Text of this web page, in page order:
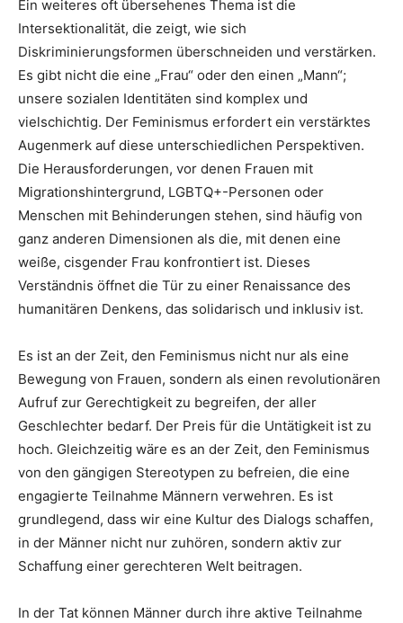
Ein weiteres oft übersehenes Thema ist die
Intersektionalität, die zeigt, wie sich
Diskriminierungsformen überschneiden und verstärken.
Es gibt nicht die eine „Frau“ oder den einen „Mann“;
unsere sozialen Identitäten sind komplex und
vielschichtig. Der Feminismus erfordert ein verstärktes
Augenmerk auf diese unterschiedlichen Perspektiven.
Die Herausforderungen, vor denen Frauen mit
Migrationshintergrund, LGBTQ+-Personen oder
Menschen mit Behinderungen stehen, sind häufig von
ganz anderen Dimensionen als die, mit denen eine
weiße, cisgender Frau konfrontiert ist. Dieses
Verständnis öffnet die Tür zu einer Renaissance des
humanitären Denkens, das solidarisch und inklusiv ist.
Es ist an der Zeit, den Feminismus nicht nur als eine
Bewegung von Frauen, sondern als einen revolutionären
Aufruf zur Gerechtigkeit zu begreifen, der aller
Geschlechter bedarf. Der Preis für die Untätigkeit ist zu
hoch. Gleichzeitig wäre es an der Zeit, den Feminismus
von den gängigen Stereotypen zu befreien, die eine
engagierte Teilnahme Männern verwehren. Es ist
grundlegend, dass wir eine Kultur des Dialogs schaffen,
in der Männer nicht nur zuhören, sondern aktiv zur
Schaffung einer gerechteren Welt beitragen.
In der Tat können Männer durch ihre aktive Teilnahme